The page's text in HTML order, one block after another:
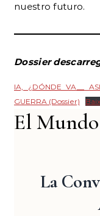
nuestro futuro.
Dossier
IA, ¿DÓNDE VA__
GUERRA (Dossier)
El
La